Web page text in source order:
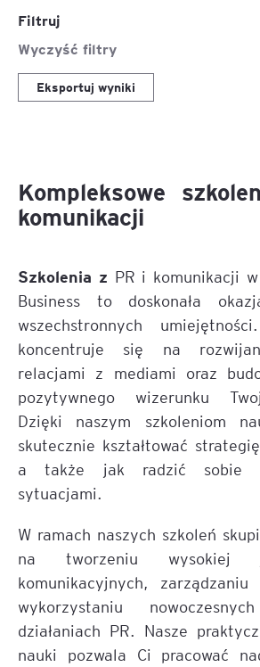
Filtruj
Wyczyść filtry
Eksportuj wyniki
Kompleksowe
komunikacji
Szkolenia z PR i komunikacji
Business to doskonała
wszechstronnych
koncentruje się na
relacjami z mediami oraz
pozytywnego wizerunku
Dzięki naszym szkoleniom
skutecznie kształtować
a także jak radzić sobie
sytuacjami.
W ramach naszych szkoleń
na tworzeniu wysokiej
komunikacyjnych,
wykorzystaniu
działaniach PR. Nasze
nauki pozwala Ci pracować